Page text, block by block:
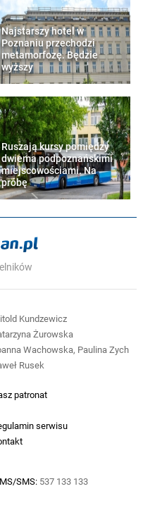
Najstarszy hotel w
Poznaniu przechodzi
metamorfozę. Będzie
wyższy
Ruszają kursy pomiędzy
dwiema podpoznańskimi
miejscowościami. Na
próbę
patronat
serwisu
SMS: 537 133 133
Kundzewicz
Żurowska
Wachowska, Paulina Zych
Rusek